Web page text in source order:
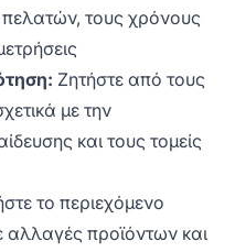
πελατών, τους χρόνους
Ζητήστε από τους
με την
και τους τομείς
το περιεχόμενο
αλλαγές προϊόντων και